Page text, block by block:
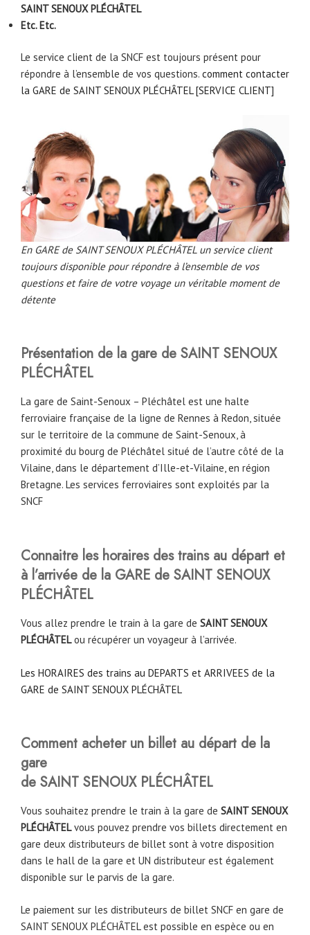
SAINT SENOUX PLÉCHÂTEL
Etc. Etc.
Le service client de la SNCF est toujours présent pour
répondre à l’ensemble de vos questions. comment contacter
la GARE de SAINT SENOUX PLÉCHÂTEL [SERVICE CLIENT]
En GARE de SAINT SENOUX PLÉCHÂTEL un service client
toujours disponible pour répondre à l’ensemble de vos
questions et faire de votre voyage un véritable moment de
détente
Présentation de la gare de SAINT SENOUX
PLÉCHÂTEL
La gare de Saint-Senoux – Pléchâtel est une halte
ferroviaire française de la ligne de Rennes à Redon, située
sur le territoire de la commune de Saint-Senoux, à
proximité du bourg de Pléchâtel situé de l’autre côté de la
Vilaine, dans le département d’Ille-et-Vilaine, en région
Bretagne. Les services ferroviaires sont exploités par la
SNCF
Connaitre les horaires des trains au départ et
à l’arrivée de la GARE de SAINT SENOUX
PLÉCHÂTEL
Vous allez prendre le train à la gare de SAINT SENOUX
PLÉCHÂTELou récupérer un voyageur à l’arrivée.
Les HORAIRES des trains au DEPARTS et ARRIVEES de la
GARE de SAINT SENOUX PLÉCHÂTEL
Comment acheter un billet au départ de la
gare
de SAINT SENOUX PLÉCHÂTEL
Vous souhaitez prendre le train à la gare de SAINT SENOUX
PLÉCHÂTELvous pouvez prendre vos billets directement en
gare deux distributeurs de billet sont à votre disposition
dans le hall de la gare et UN distributeur est également
disponible sur le parvis de la gare.
Le paiement sur les distributeurs de billet SNCF en gare de
SAINT SENOUX PLÉCHÂTEL est possible en espèce ou en